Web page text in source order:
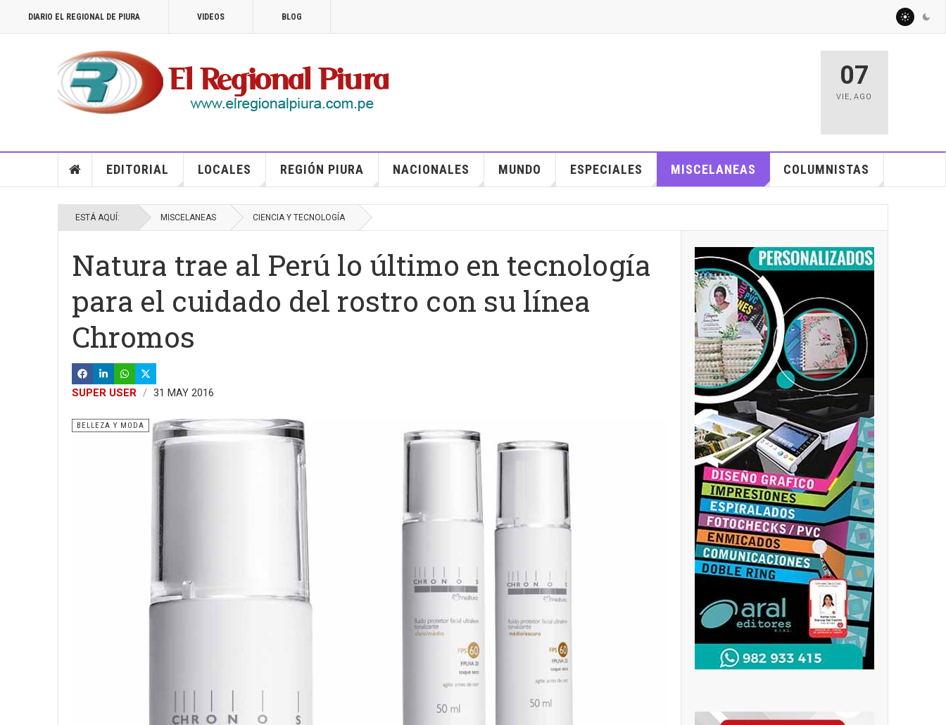
DIARIO EL REGIONAL DE PIURA VIDEOS BLOG
07
VIE,AGO
EDITORIAL LOCALES REGIÓN PIURA NACIONALES MUNDO ESPECIALES MISCELANEAS COLUMNISTAS
ESTÁ AQUÍ: MISCELANEAS CIENCIA Y TECNOLOGÍA
Natura trae al Perú lo último en tecnología
para el cuidado del rostro con su línea
Chromos
SUPER USER 31 MAY 2016
BELLEZA Y MODA